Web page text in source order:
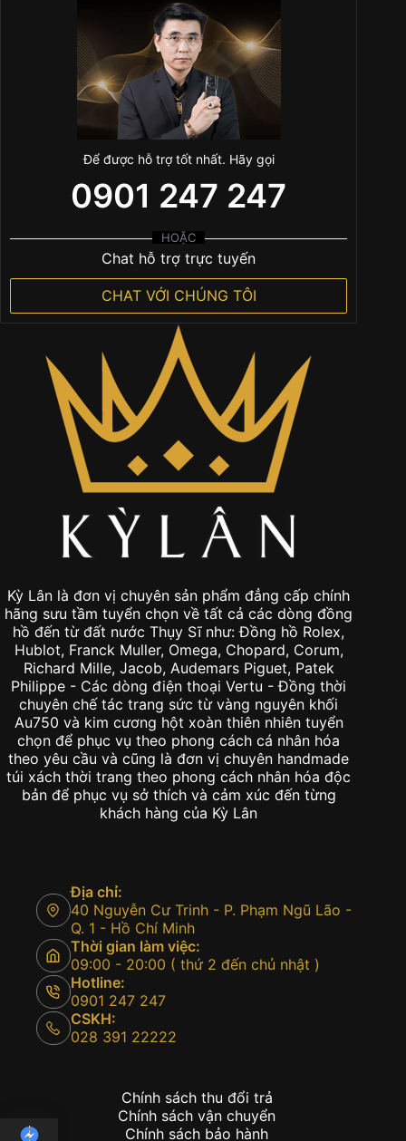
Để được hỗ trợ tốt nhất. Hãy gọi
0901 247 247
HOẶC
Chat hỗ trợ trực tuyến
CHAT VỚI CHÚNG TÔI
Kỳ Lân là đơn vị chuyên sản phẩm đẳng cấp chính
hãng sưu tầm tuyển chọn về tất cả các dòng đồng
hồ đến từ đất nước Thụy Sĩ như: Đồng hồ Rolex,
Hublot, Franck Muller, Omega, Chopard, Corum,
Richard Mille, Jacob, Audemars Piguet, Patek
Philippe - Các dòng điện thoại Vertu - Đồng thời
chuyên chế tác trang sức từ vàng nguyên khối
Au750 và kim cương hột xoàn thiên nhiên tuyển
chọn để phục vụ theo phong cách cá nhân hóa
theo yêu cầu và cũng là đơn vị chuyên handmade
túi xách thời trang theo phong cách nhân hóa độc
bản để phục vụ sở thích và cảm xúc đến từng
khách hàng của Kỳ Lân
Địa chỉ:
40 Nguyễn Cư Trinh - P. Phạm Ngũ Lão -
Q. 1 - Hồ Chí Minh
Thời gian làm việc:
09:00 - 20:00 ( thứ 2 đến chủ nhật )
Hotline:
0901 247 247
CSKH:
028 391 22222
Chính sách thu đổi trả
Chính sách vận chuyển
Chính sách bảo hành